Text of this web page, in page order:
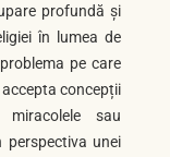
profundă și
în lumea de
pe care
concepții
miracolele sau
perspectiva unei